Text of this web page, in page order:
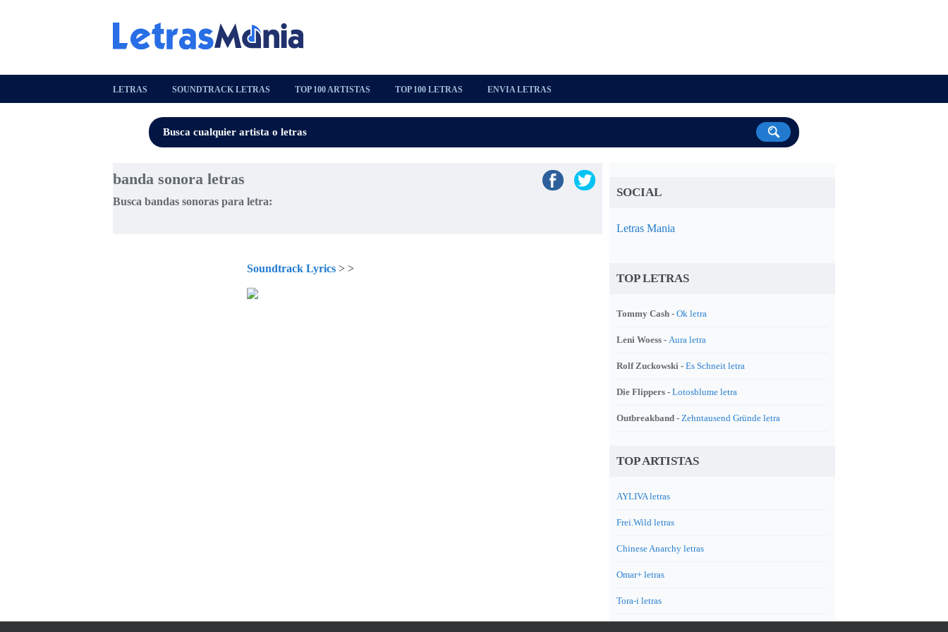
LETRAS SOUNDTRACK LETRAS TOP 100 ARTISTAS TOP 100 LETRAS ENVIA LETRAS
banda sonora letras
Busca bandas sonoras para letra:
Soundtrack Lyrics > >
SOCIAL
Letras Mania
TOP LETRAS
Tommy Cash - Ok letra
Leni Woess - Aura letra
Rolf Zuckowski - Es Schneit letra
Die Flippers - Lotosblume letra
Outbreakband - Zehntausend Gründe letra
TOP ARTISTAS
AYLIVA letras
Frei.Wild letras
Chinese Anarchy letras
Omar+ letras
Tora-i letras